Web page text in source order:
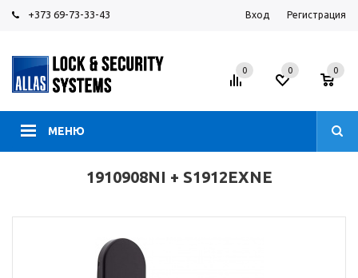
+373 69-73-33-43 Вход Регистрация
МЕНЮ
0 0 0
1910908NI + S1912EXNE